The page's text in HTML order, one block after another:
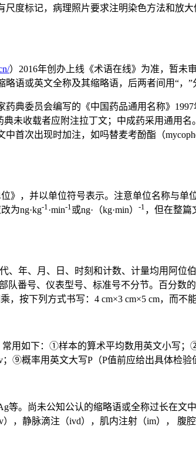
度标记，病理照片要求注明染色方法和放
）2016年创办上线《术语在线》为准，暂未
语或英文全称及其缩略语，后两者间用“，
典委员会编写的《中国药品通用名称》
未收载者应附注拉丁文；中成药采用通用
首次出现时加注，如吗替麦考酚酯（
》，并以单位符号表示。注意单位名称与单
为ng·kg-1·min-1或ng·（kg·min） -1 ，但在整篇
、年、月、日、时刻和计数、计量均用阿位
队番号、仪表型号、标准号不分节。百分
按下列方式书写：4 cm×3 cm×5 cm，而不能
常用如下：①样本的算术平均数用英文小
⑨概率用英文大写P（P值前应给出具体检验
。尚未公知公认的缩略语或全称过长在文
，静脉滴注（ivd），肌内注射（im）， 腹